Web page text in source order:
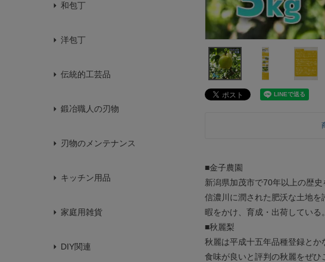
和包丁
洋包丁
伝統的工芸品
鍛冶職人の刃物
刃物のメンテナンス
キッチン用品
家庭用雑貨
DIY関連
■金子農園
新潟県加茂市で70年以上の歴史
信濃川に潤された肥沃な土地
暇をかけ、育成・出荷している。
■秋麗梨
秋麗は平成十五年品種登録とか
食味が良いと評判の秋麗をぜひ